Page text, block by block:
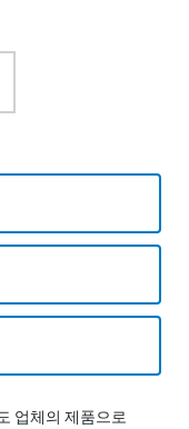
업체의 제품으로